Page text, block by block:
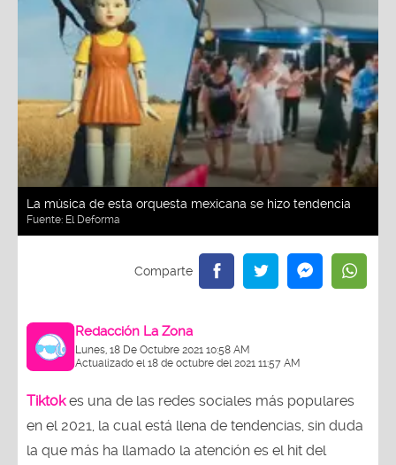
La música de esta orquesta mexicana se hizo tendencia
Fuente: El Deforma
Redacción La Zona
Lunes, 18 De Octubre 2021 10:58 AM
Actualizado el 18 de octubre del 2021 11:57 AM
Tiktokes una de las redes sociales más populares
en el 2021, la cual está llena de tendencias, sin duda
la que más ha llamado la atención es el hit del